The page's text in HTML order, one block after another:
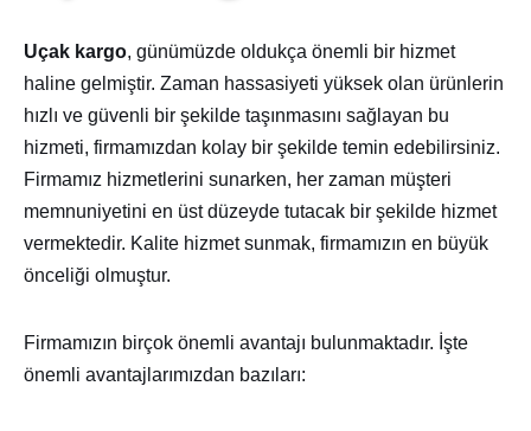
Uçak kargo, günümüzde oldukça önemli bir hizmet
haline gelmiştir. Zaman hassasiyeti yüksek olan ürünlerin
hızlı ve güvenli bir şekilde taşınmasını sağlayan bu
hizmeti, firmamızdan kolay bir şekilde temin edebilirsiniz.
Firmamız hizmetlerini sunarken, her zaman müşteri
memnuniyetini en üst düzeyde tutacak bir şekilde hizmet
vermektedir. Kalite hizmet sunmak, firmamızın en büyük
önceliği olmuştur.
Firmamızın birçok önemli avantajı bulunmaktadır. İşte
önemli avantajlarımızdan bazıları: